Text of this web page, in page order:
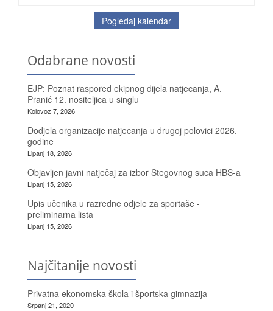
Pogledaj kalendar
Odabrane novosti
EJP: Poznat raspored ekipnog dijela natjecanja, A.
Pranić 12. nositeljica u singlu
Kolovoz 7, 2026
Dodjela organizacije natjecanja u drugoj polovici 2026.
godine
Lipanj 18, 2026
Objavljen javni natječaj za izbor Stegovnog suca HBS-a
Lipanj 15, 2026
Upis učenika u razredne odjele za sportaše -
preliminarna lista
Lipanj 15, 2026
Najčitanije novosti
Privatna ekonomska škola i športska gimnazija
Srpanj 21, 2020